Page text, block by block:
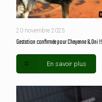
20 novembre 2025
Gestation confirmée pour Cheyenne & Oni !!
En savoir plus